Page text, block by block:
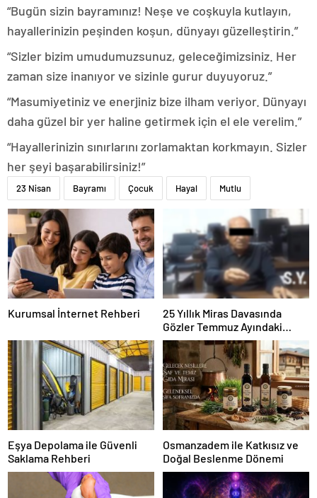
“Bugün sizin bayramınız! Neşe ve coşkuyla kutlayın,
hayallerinizin peşinden koşun, dünyayı güzelleştirin.”
“Sizler bizim umudumuzsunuz, geleceğimizsiniz. Her
zaman size inanıyor ve sizinle gurur duyuyoruz.”
“Masumiyetiniz ve enerjiniz bize ilham veriyor. Dünyayı
daha güzel bir yer haline getirmek için el ele verelim.”
“Hayallerinizin sınırlarını zorlamaktan korkmayın. Sizler
her şeyi başarabilirsiniz!”
23 Nisan Bayramı Çocuk Hayal Mutlu
Kurumsal İnternet Rehberi
25 Yıllık Miras Davasında
Gözler Temmuz Ayındaki
Karar Duruşmasına Çevrildi
Eşya Depolama ile Güvenli
Saklama Rehberi
Osmanzadem ile Katkısız ve
Doğal Beslenme Dönemi